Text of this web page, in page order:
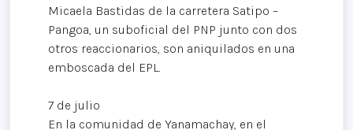
Micaela Bastidas de la carretera Satipo –
Pangoa, un suboficial del PNP junto con dos
otros reaccionarios, son aniquilados en una
emboscada del EPL.
7 de julio
En la comunidad de Yanamachay, en el